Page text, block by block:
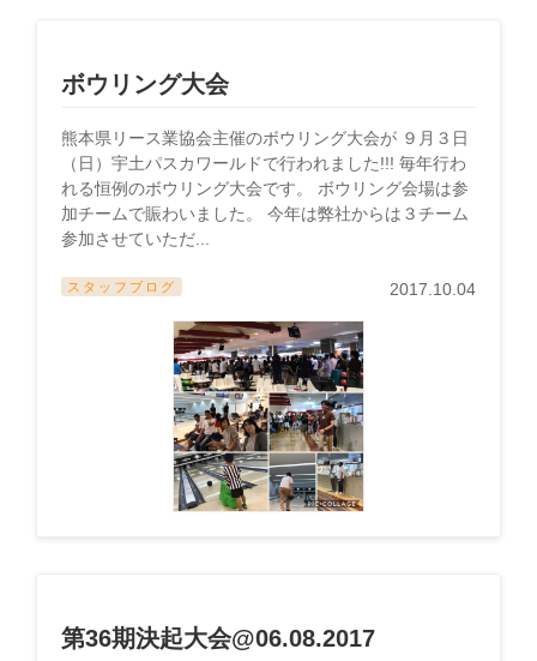
ボウリング大会
熊本県リース業協会主催のボウリング大会が ９月３日
（日）宇土パスカワールドで行われました!!! 毎年行わ
れる恒例のボウリング大会です。 ボウリング会場は参
加チームで賑わいました。 今年は弊社からは３チーム
参加させていただ...
スタッフブログ 2017.10.04
第36期決起大会@06.08.2017